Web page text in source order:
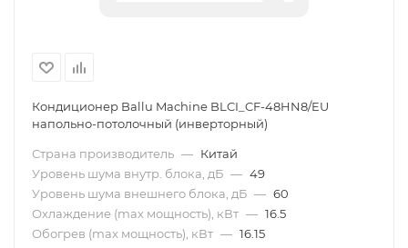
Кондиционер Ballu Machine BLCI_CF-48HN8/EU
напольно-потолочный (инверторный)
Страна производитель — Китай
Уровень шума внутр. блока, дБ — 49
Уровень шума внешнего блока, дБ — 60
Охлаждение (max мощность), кВт — 16.5
Обогрев (max мощность), кВт — 16.15